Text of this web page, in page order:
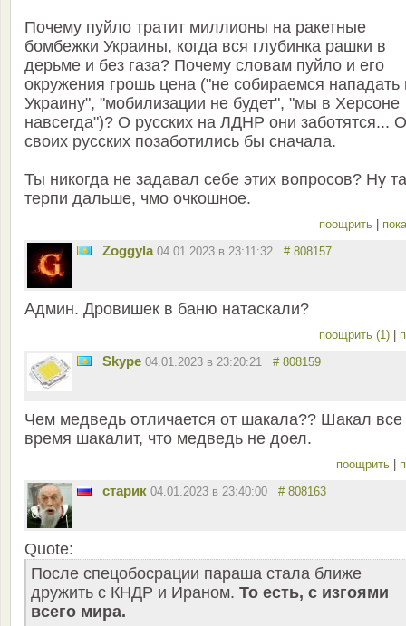
Почему пуйло тратит миллионы на ракетные
бомбежки Украины, когда вся глубинка рашки в
дерьме и без газа? Почему словам пуйло и его
окружения грошь цена ("не собираемся нападать
Украину", "мобилизации не будет", "мы в Херсоне
навсегда")? О русских на ЛДНР они заботятся... О
своих русских позаботились бы сначала.
Ты никогда не задавал себе этих вопросов? Ну
терпи дальше, чмо очкошное.
поощрить
Zoggyla 04.01.2023 в 23:11:32 # 808157
Админ. Дровишек в баню натаскали?
поощрить (1)
Skype 04.01.2023 в 23:20:21 # 808159
Чем медведь отличается от шакала?? Шакал все
время шакалит, что медведь не доел.
поощрить
старик 04.01.2023 в 23:40:00 # 808163
Quote:
После спецобосрации параша стала ближе
дружить с КНДР и Ираном. То есть, с изгоями
всего мира.